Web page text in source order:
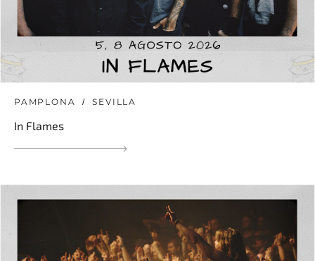
PAMPLONA SEVILLA
In Flames